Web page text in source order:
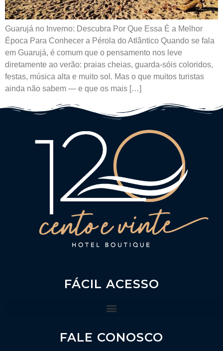
Guarujá no Inverno: Descubra Por Que Essa É a Melhor
Época Para Conhecer a Pérola do Atlântico Quando se fala
em Guarujá, é comum que o pensamento nos leve
diretamente ao verão: praias cheias, guarda-sóis coloridos,
festas, música alta e muito sol. Mas o que muitos turistas
ainda não sabem — e que os mais […]
FÁCIL ACESSO
FALE CONOSCO